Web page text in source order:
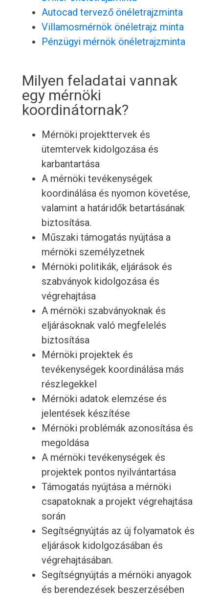
Autocad tervező önéletrajzminta
Villamosmérnök önéletrajz minta
Pénzügyi mérnök önéletrajzminta
Milyen feladatai vannak
egy mérnöki
koordinátornak?
Mérnöki projekttervek és
ütemtervek kidolgozása és
karbantartása
A mérnöki tevékenységek
koordinálása és nyomon követése,
valamint a határidők betartásának
biztosítása.
Műszaki támogatás nyújtása a
mérnöki személyzetnek
Mérnöki politikák, eljárások és
szabványok kidolgozása és
végrehajtása
A mérnöki szabványoknak és
eljárásoknak való megfelelés
biztosítása
Mérnöki projektek és
tevékenységek koordinálása más
részlegekkel
Mérnöki adatok elemzése és
jelentések készítése
Mérnöki problémák azonosítása és
megoldása
A mérnöki tevékenységek és
projektek pontos nyilvántartása
Támogatás nyújtása a mérnöki
csapatoknak a projekt végrehajtása
során
Segítségnyújtás az új folyamatok és
eljárások kidolgozásában és
végrehajtásában.
Segítségnyújtás a mérnöki anyagok
és berendezések beszerzésében